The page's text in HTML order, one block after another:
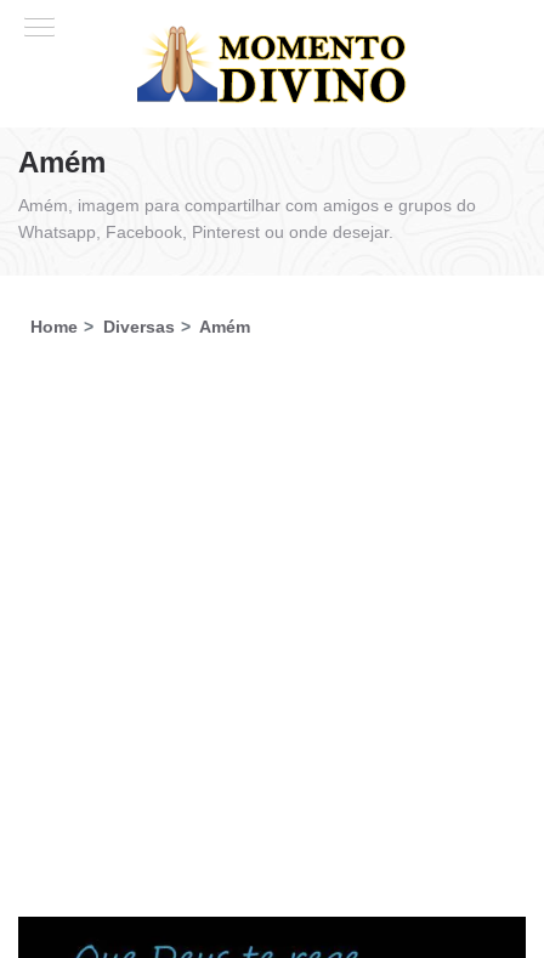
Amém
Amém, imagem para compartilhar com amigos e grupos do
Whatsapp, Facebook, Pinterest ou onde desejar.
Home Diversas Amém